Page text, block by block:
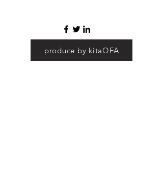
produce by kitaQFA